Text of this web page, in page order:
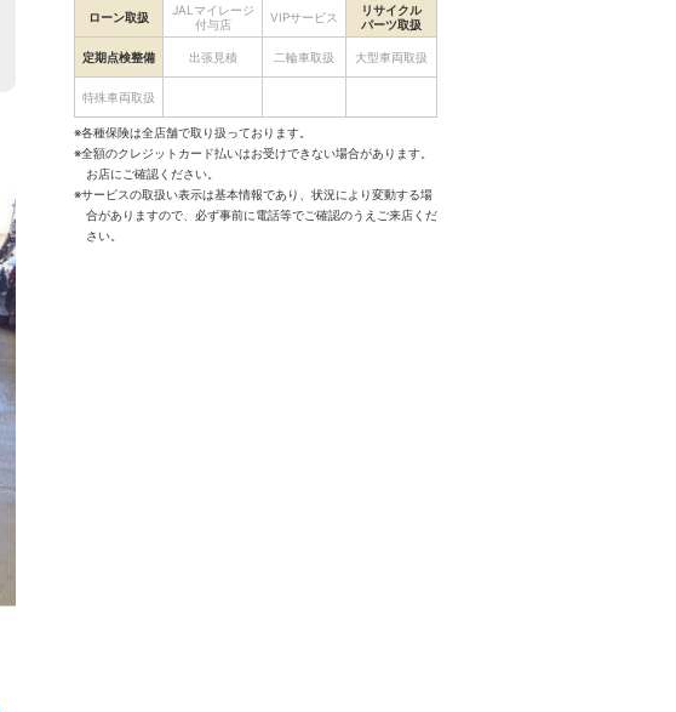
ローン取扱
JALマイレージ
付与店
VIPサービス
リサイクル
パーツ取扱
定期点検整備 出張見積 二輪車取扱 大型車両取扱
特殊車両取扱
※各種保険は全店舗で取り扱っております。
※全額のクレジットカード払いはお受けできない場合があります。
お店にご確認ください。
※サービスの取扱い表示は基本情報であり、状況により変動する場
合がありますので、必ず事前に電話等でご確認のうえご来店くだ
さい。